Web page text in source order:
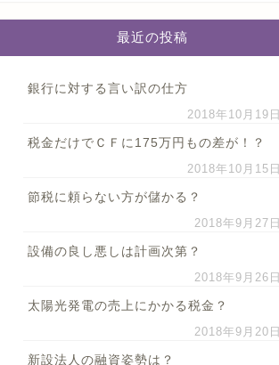
最近の投稿
銀行に対する言い訳の仕方
2018年10月19日
税金だけでＣＦに175万円もの差が！？
2018年10月15日
節税に頼らない方が儲かる？
2018年9月27日
設備の良し悪しは計画次第？
2018年9月26日
太陽光発電の売上にかかる税金？
2018年9月20日
新設法人の融資姿勢は？